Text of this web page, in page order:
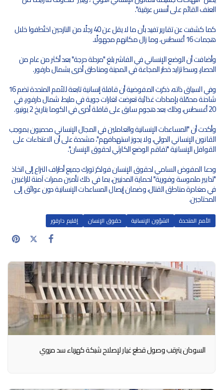
العنف القائم على أسس عرقية".
كما كشفت عن تقارير تفيد بأن ما لا يقل عن 40 رجلًا من النازحين اختُطفوا خلال
هجمات 16 أغسطس، وما زال مكانهم مجهولًا.
وأضافت أن الوضع الإنساني في الفاشر بلغ "مرحلة حرجة" بعد أكثر من عام من
الحصار، وسط تزايد خطر المجاعة في المدينة ومناطق أخرى بشمال دارفور.
وفي السياق ذاته، ذكرت المفوضية أن قافلة إنسانية تابعة للأمم المتحدة تضم 16
شاحنة محمّلة بإمدادات غذائية تعرضت لغارات جوية في مليط، شمال دارفور، في
20 أغسطس، وذلك بعد هجوم سابق على قافلة أخرى في الكوما بتاريخ 2 يونيو.
وأكدت أن "المساعدات الإنسانية والعاملين في المجال الإنساني محميون بموجب
القانون الإنساني الدولي، ولا يجوز استهدافهم"، مشددة على أن الاعتداءات على
القوافل الإنسانية "تفاقم الوضع الكارثي لحقوق الإنسان".
ودعا المفوض السامي لحقوق الإنسان فولكر تورك جميع أطراف النزاع إلى اتخاذ
"تدابير ملموسة وفورية" لحماية المدنيين، بما في ذلك تأمين ممرات آمنة للراغبين
في مغادرة مناطق القتال، وضمان إيصال المساعدات الإنسانية دون عوائق إلى
المحتاجين.
الأمم المتحدة الشؤون الإنسانية حقوق الإنسان إقليم دارفور
السودان يترقب وصول قطع غيار لإصلاح شبكة كهرباء سد مروي